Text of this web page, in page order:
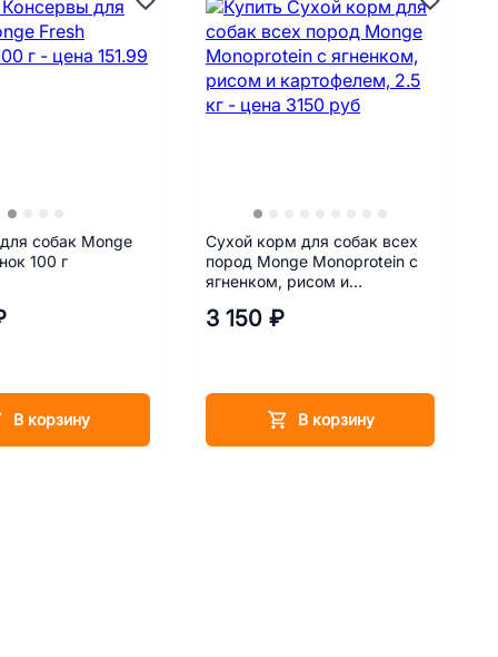
собак Monge
100 г
В корзину
Сухой корм для собак всех
пород Monge Monoprotein с
ягненком, рисом и
3 150 ₽
В корзину